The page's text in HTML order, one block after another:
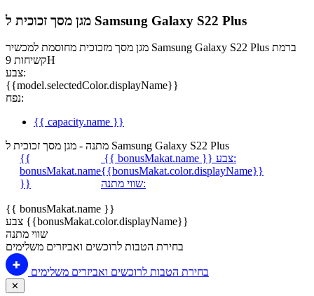
מגן מסך זכוכית ל Samsung Galaxy S22 Plus
מגן מסך מזכוכית מחוסמת למכשיר Samsung Galaxy S22 Plus ברמת
קשיחות 9H
צבע:
{{model.selectedColor.displayName}}
נפח:
{{ capacity.name }}
מתנה - מגן מסך זכוכית ל Samsung Galaxy S22 Plus
{{
bonusMakat.name
}}
{{ bonusMakat.name }}
צבע:
{{bonusMakat.color.displayName}}
שווי מתנה:
{{ bonusMakat.name }}
צבע {{bonusMakat.color.displayName}}
שווי מתנה
בחירת הטבות לרוכשים ואביזרים משלימים
בחירת הטבות לרוכשים ואביזרים משלימים
✕